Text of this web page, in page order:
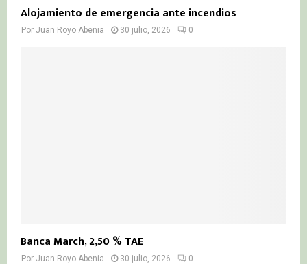
Alojamiento de emergencia ante incendios
Por Juan Royo Abenia 30 julio, 2026 0
Banca March, 2,50 % TAE
Por Juan Royo Abenia 30 julio, 2026 0